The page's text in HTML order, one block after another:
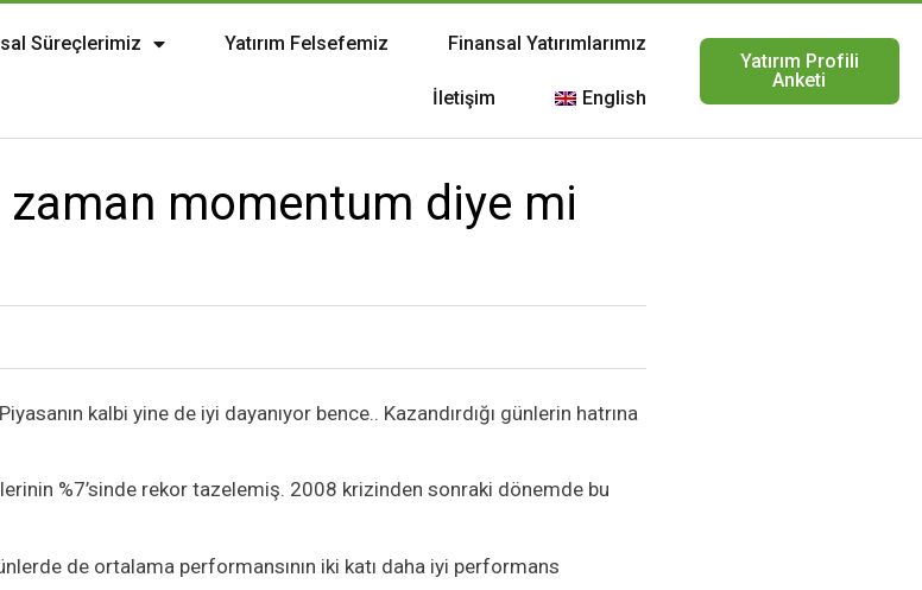
Süreçlerimiz Yatırım Felsefemiz Finansal Yatırımlarımız
İletişim English
Yatırım Profili
Anketi
zaman momentum diye mi
kalbi yine de iyi dayanıyor bence.. Kazandırdığı günlerin hatrına
%7’sinde rekor tazelemiş. 2008 krizinden sonraki dönemde bu
de ortalama performansının iki katı daha iyi performans